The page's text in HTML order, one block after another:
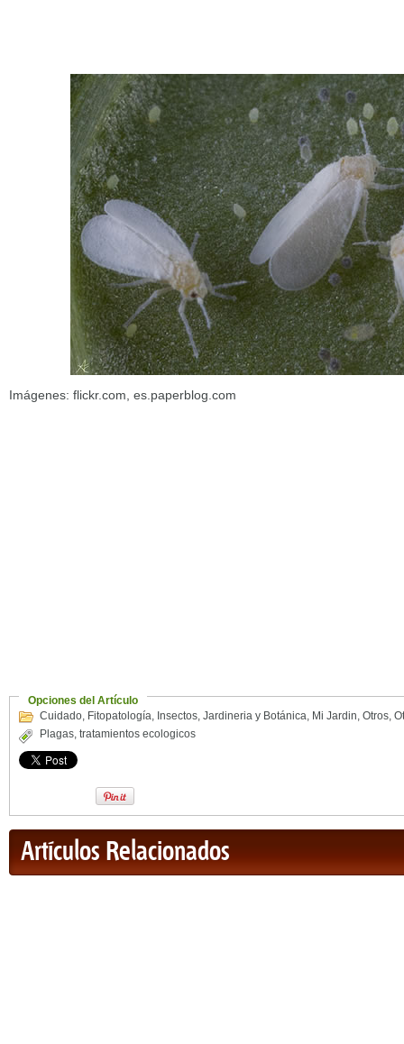
Imágenes: flickr.com, es.paperblog.com
Opciones del Artículo
Cuidado, Fitopatología, Insectos, Jardineria y Botánica, Mi Jardin, Otros,
Plagas, tratamientos ecologicos
Artículos Relacionados